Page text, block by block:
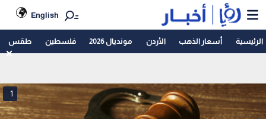
English
الرئيسية أسعار الذهب الأردن مونديال 2026 فلسطين طقس
1